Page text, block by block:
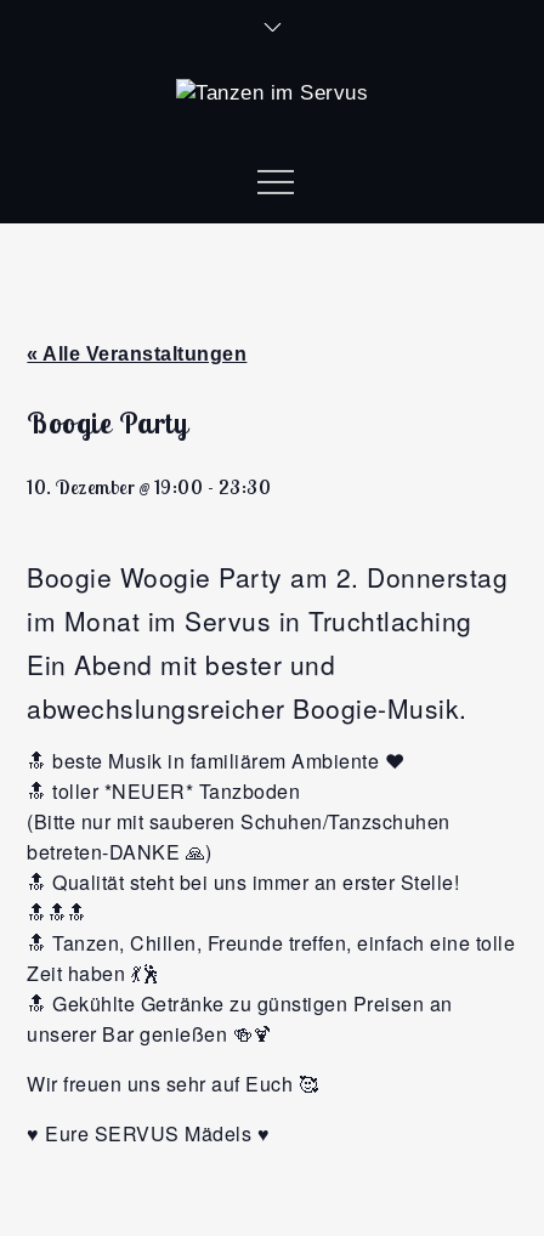
« Alle Veranstaltungen
Boogie Party
10. Dezember @ 19:00 - 23:30
Boogie Woogie Party am 2. Donnerstag
im Monat im Servus in Truchtlaching
Ein Abend mit bester und
abwechslungsreicher Boogie-Musik.
🔝 beste Musik in familiärem Ambiente ❤️
🔝 toller *NEUER* Tanzboden
(Bitte nur mit sauberen Schuhen/Tanzschuhen
betreten-DANKE 🙏)
🔝 Qualität steht bei uns immer an erster Stelle!
🔝🔝🔝
🔝 Tanzen, Chillen, Freunde treffen, einfach eine tolle
Zeit haben 💃🕺
🔝 Gekühlte Getränke zu günstigen Preisen an
unserer Bar genießen 🍻🍹
Wir freuen uns sehr auf Euch 🥰
♥️ Eure SERVUS Mädels ♥️